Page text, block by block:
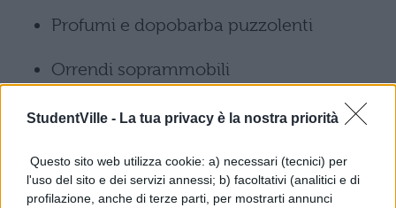
StudentVille - La tua privacy è la nostra priorità
Questo sito web utilizza cookie: a) necessari (tecnici) per
l'uso del sito e dei servizi annessi; b) facoltativi (analitici e di
profilazione, anche di terze parti, per mostrarti annunci
Profumi e dopobarba puzzolenti
Orrendi soprammobili
Fantasiosi foulard, guanti e sciarpe,
Libri generalisti (best seller presi a caso)